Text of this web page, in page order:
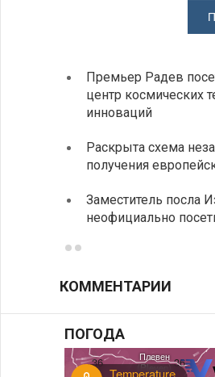
Премьер Радев
центр космических
инноваций
Раскрыта схема
получения
Заместитель посла
неофициально
КОММЕНТАРИИ
ПОГОДА